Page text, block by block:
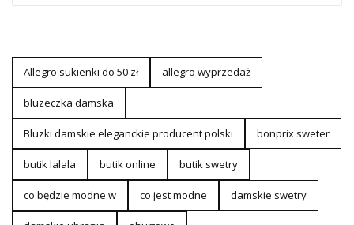
Allegro sukienki do 50 zł allegro wyprzedaż
bluzeczka damska
Bluzki damskie eleganckie producent polski bonprix sweter
butik lalala butik online butik swetry
co będzie modne w co jest modne damskie swetry